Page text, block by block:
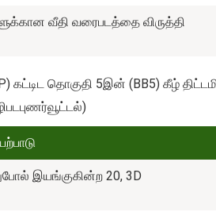
வீதி வரைபடத்தை விருத்தி
தொகுதி 5இன் (BB5) கீழ்
இயங்குகின்ற 20, 3D